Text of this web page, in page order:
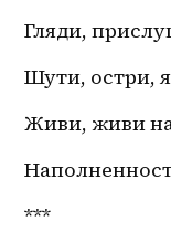
Гляди,
Шути, остри,
Живи, живи на
***